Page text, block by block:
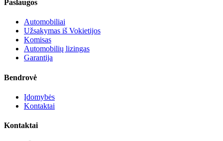
Paslaugos
Automobiliai
Užsakymas iš Vokietijos
Komisas
Automobilių lizingas
Garantija
Bendrovė
Įdomybės
Kontaktai
Kontaktai